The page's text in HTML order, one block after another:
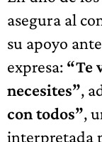
asegura al
su apoyo
expresa: “Te
necesites”,
con todos”,
interpretada